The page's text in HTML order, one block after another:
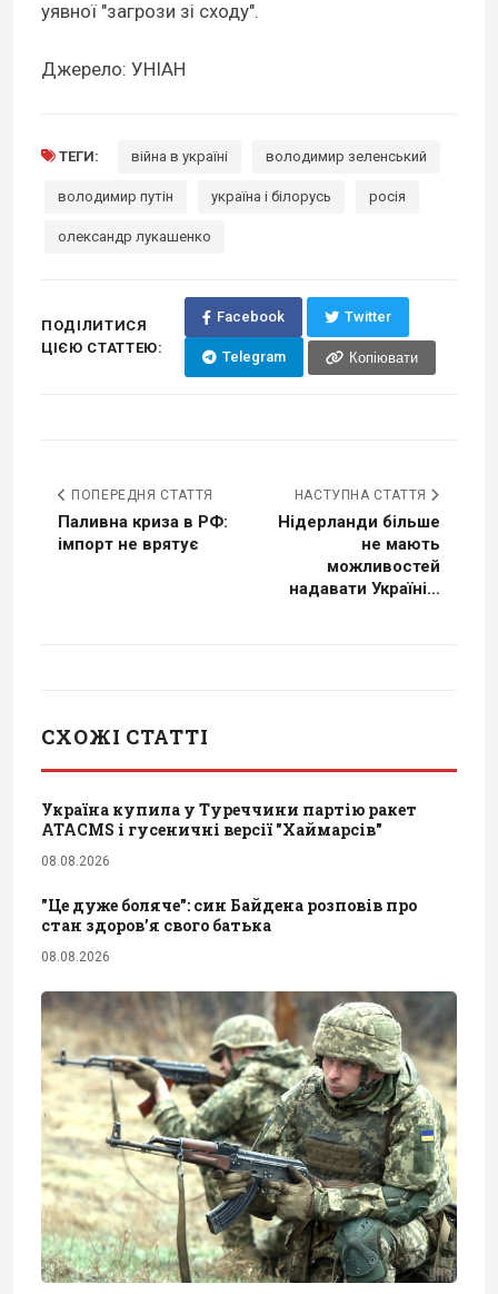
уявної "загрози зі сходу".
Джерело: УНІАН
ТЕГИ: війна в україні володимир зеленський
володимир путін україна і білорусь росія
олександр лукашенко
ПОДІЛИТИСЯ
ЦІЄЮ СТАТТЕЮ:
Facebook Twitter
Telegram Копіювати
ПОПЕРЕДНЯ СТАТТЯ
Паливна криза в РФ:
імпорт не врятує
НАСТУПНА СТАТТЯ
Нідерланди більше
не мають
можливостей
надавати Україні...
СХОЖІ СТАТТІ
Україна купила у Туреччини партію ракет
ATACMS і гусеничні версії "Хаймарсів"
08.08.2026
"Це дуже боляче": син Байдена розповів про
стан здоров’я свого батька
08.08.2026